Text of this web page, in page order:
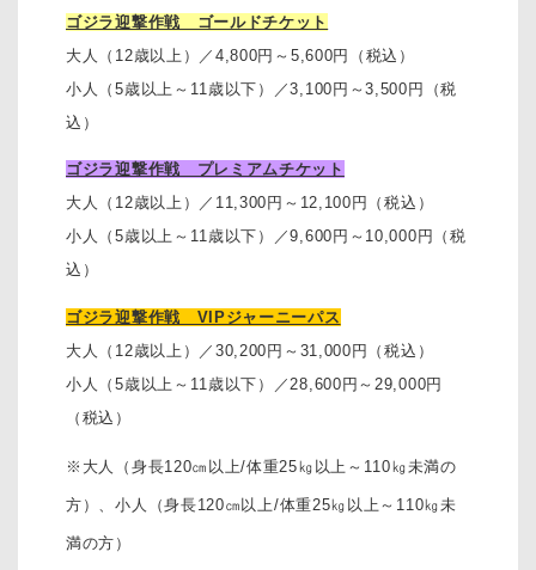
ゴジラ迎撃作戦 ゴールドチケット
大人（12歳以上）／4,800円～5,600円（税込）
小人（5歳以上～11歳以下）／3,100円～3,500円（税
込）
ゴジラ迎撃作戦 プレミアムチケット
大人（12歳以上）／11,300円～12,100円（税込）
小人（5歳以上～11歳以下）／9,600円～10,000円（税
込）
ゴジラ迎撃作戦 VIPジャーニーパス
大人（12歳以上）／30,200円～31,000円（税込）
小人（5歳以上～11歳以下）／28,600円～29,000円
（税込）
※大人（身長120㎝以上/体重25㎏以上～110㎏未満の
方）、小人（身長120㎝以上/体重25㎏以上～110㎏未
満の方）